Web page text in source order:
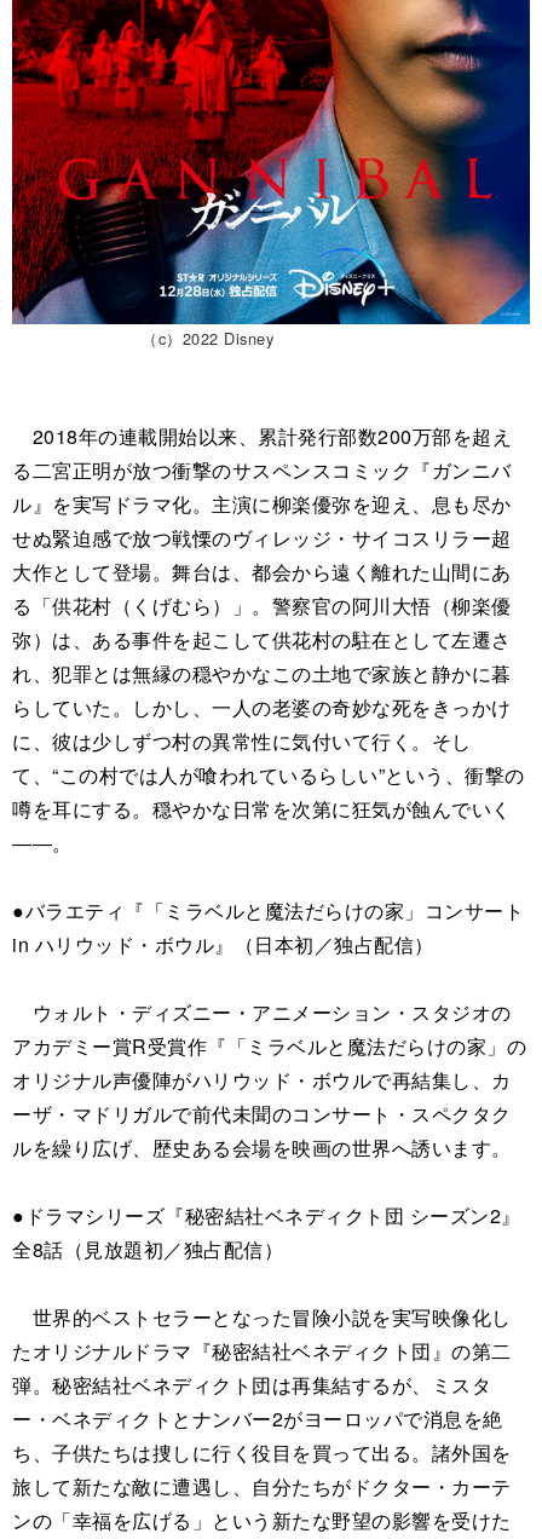
（c）2022 Disney
2018年の連載開始以来、累計発行部数200万部を超え
る二宮正明が放つ衝撃のサスペンスコミック『ガンニバ
ル』を実写ドラマ化。主演に柳楽優弥を迎え、息も尽か
せぬ緊迫感で放つ戦慄のヴィレッジ・サイコスリラー超
大作として登場。舞台は、都会から遠く離れた山間にあ
る「供花村（くげむら）」。警察官の阿川大悟（柳楽優
弥）は、ある事件を起こして供花村の駐在として左遷さ
れ、犯罪とは無縁の穏やかなこの土地で家族と静かに暮
らしていた。しかし、一人の老婆の奇妙な死をきっかけ
に、彼は少しずつ村の異常性に気付いて行く。そし
て、“この村では人が喰われているらしい”という、衝撃の
噂を耳にする。穏やかな日常を次第に狂気が蝕んでいく
――。
●バラエティ『「ミラベルと魔法だらけの家」コンサート
in ハリウッド・ボウル』（日本初／独占配信）
ウォルト・ディズニー・アニメーション・スタジオの
アカデミー賞R受賞作『「ミラベルと魔法だらけの家」の
オリジナル声優陣がハリウッド・ボウルで再結集し、カ
ーザ・マドリガルで前代未聞のコンサート・スペクタク
ルを繰り広げ、歴史ある会場を映画の世界へ誘います。
●ドラマシリーズ『秘密結社ベネディクト団 シーズン2』
全8話（見放題初／独占配信）
世界的ベストセラーとなった冒険小説を実写映像化し
たオリジナルドラマ『秘密結社ベネディクト団』の第二
弾。秘密結社ベネディクト団は再集結するが、ミスタ
ー・ベネディクトとナンバー2がヨーロッパで消息を絶
ち、子供たちは捜しに行く役目を買って出る。諸外国を
旅して新たな敵に遭遇し、自分たちがドクター・カーテ
ンの「幸福を広げる」という新たな野望の影響を受けた